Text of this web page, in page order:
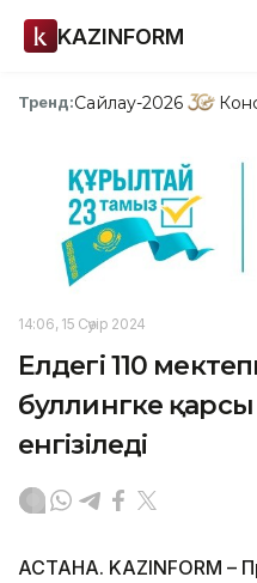
KAZINFORM
Тренд:Сайлау-2026
14:06, 15 Сәуір 2024
Елдегі 110
буллингке
енгізіледі
АСТАНА. KAZINFORM –